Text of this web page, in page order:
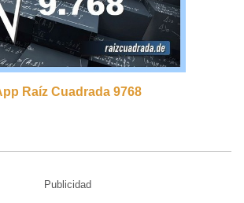
Raíz Cuadrada 9768
Publicidad